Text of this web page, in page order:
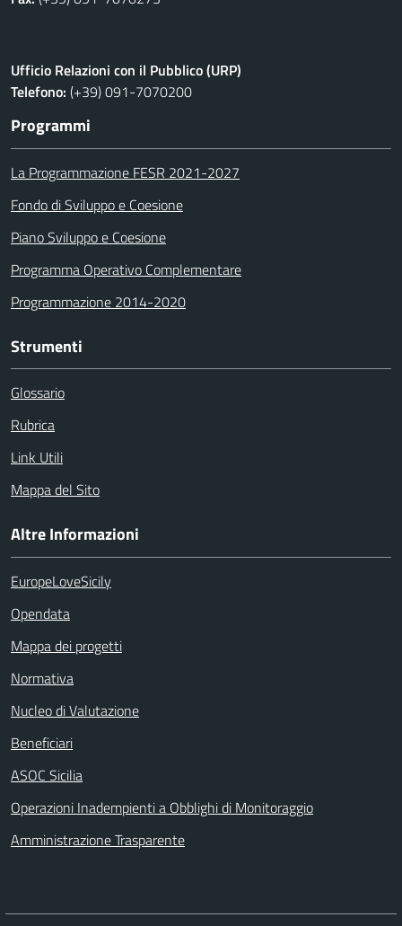
Ufficio Relazioni con il Pubblico (URP)
Telefono: (+39) 091-7070200
Programmi
La Programmazione FESR 2021-2027
Fondo di Sviluppo e Coesione
Piano Sviluppo e Coesione
Programma Operativo Complementare
Programmazione 2014-2020
Strumenti
Glossario
Rubrica
Link Utili
Mappa del Sito
Altre Informazioni
EuropeLoveSicily
Opendata
Mappa dei progetti
Normativa
Nucleo di Valutazione
Beneficiari
ASOC Sicilia
Operazioni Inadempienti a Obblighi di Monitoraggio
Amministrazione Trasparente